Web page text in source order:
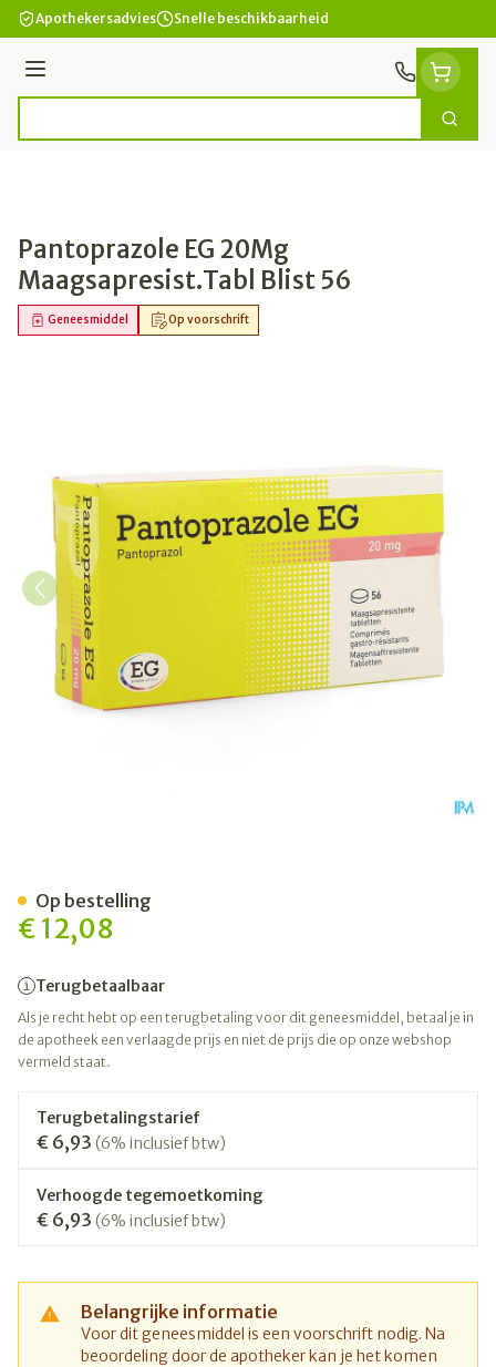
Ga naar de inhoud
Apothekersadvies Snelle beschikbaarheid
Menu
Zoek
Pantoprazole EG 20Mg
Maagsapresist.Tabl Blist 56
Op voorschrift
Geneesmiddel
€ 12,08
Terugbetaalbaar
Als je recht hebt op een terugbetaling voor dit geneesmiddel, betaal je in
de apotheek een verlaagde prijs en niet de prijs die op onze webshop
vermeld staat.
Terugbetalingstarief
€ 6,93 (6% inclusief btw)
Verhoogde tegemoetkoming
€ 6,93 (6% inclusief btw)
Belangrijke informatie
Voor dit geneesmiddel is een voorschrift nodig. Na
beoordeling door de apotheker kan je het komen
Op bestelling